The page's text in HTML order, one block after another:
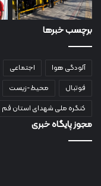
برچسب خبرها
آلودگی هوا اجتماعی
فوتبال
محیط-زیست
کنگره ملی شهدای استان قم
مجوز پایگاه خبری